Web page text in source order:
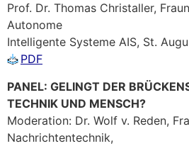
Prof. Dr. Thomas Christaller,
Autonome
Intelligente Systeme AIS, St.
PDF
PANEL: GELINGT DER
TECHNIK UND MENSCH?
Moderation: Dr. Wolf v. Reden,
Nachrichtentechnik,